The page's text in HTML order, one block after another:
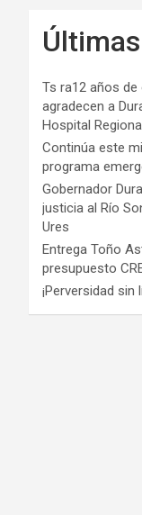
Ts ra12 años de
agradecen a
Hospital
Continúa este
programa
Gobernador
justicia al Río
Ures
Entrega Toño
presupuesto
¡Perversidad sin